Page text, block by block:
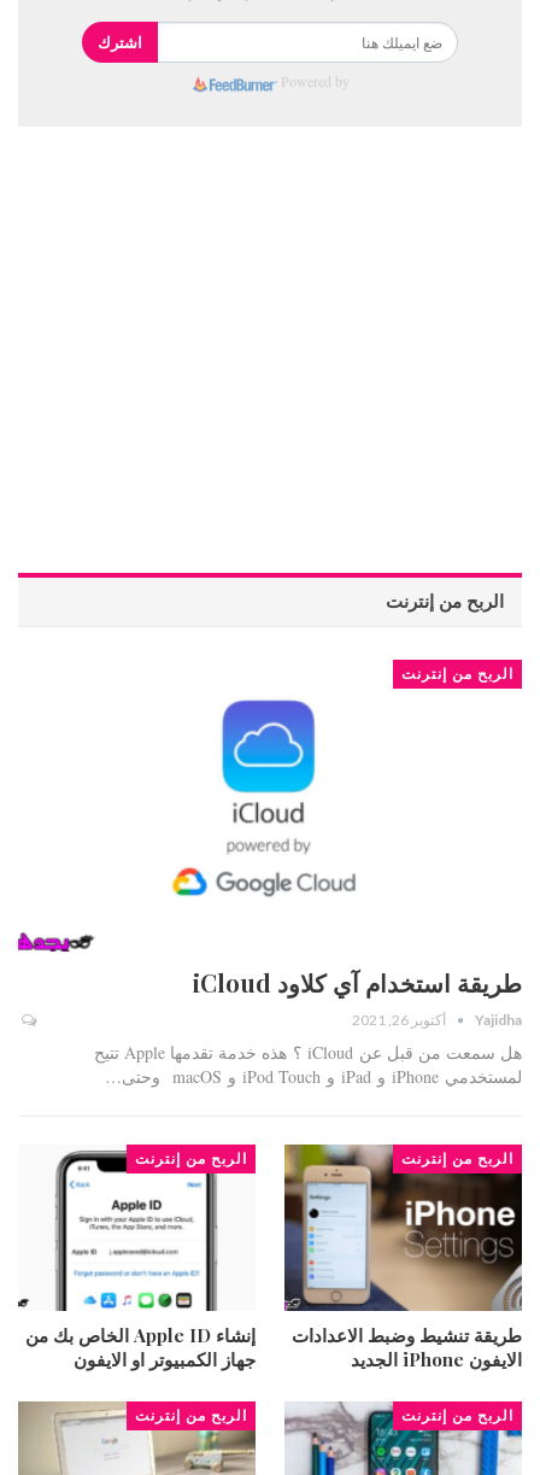
اشترك
Powered by
الربح من إنترنت
الربح من إنترنت
طريقة استخدام آي كلاود iCloud
Yajidha أكتوبر 26, 2021
هل سمعت من قبل عن iCloud ؟ هذه خدمة تقدمها Apple تتيح
لمستخدمي iPhone و iPad و iPod Touch و macOS وحتى…
الربح من إنترنت
طريقة تنشيط وضبط الاعدادات
الايفون iPhone الجديد
الربح من إنترنت
إنشاء Apple ID الخاص بك من
جهاز الكمبيوتر او الايفون
الربح من إنترنت الربح من إنترنت